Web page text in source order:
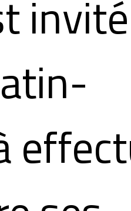
invité